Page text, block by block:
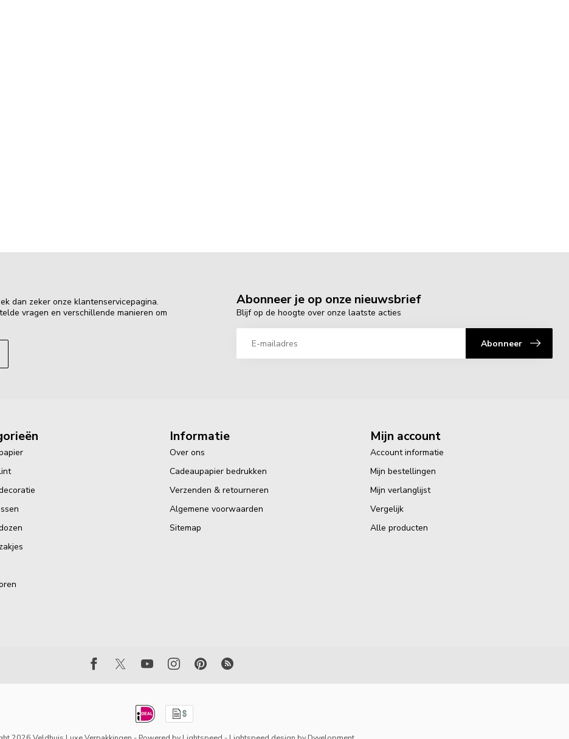
dan zeker onze klantenservicepagina.
vragen en verschillende manieren om
Abonneer je op onze nieuwsbrief
Blijf op de hoogte over onze laatste acties
Abonneer
Informatie
Over ons
Cadeaupapier bedrukken
Verzenden & retourneren
Algemene voorwaarden
Sitemap
Mijn account
Account informatie
Mijn bestellingen
Mijn verlanglijst
Vergelijk
Alle producten